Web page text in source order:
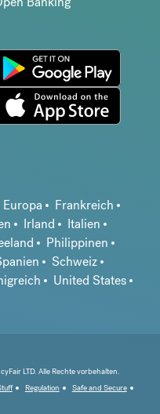
Europa
Frankreich
Irland
Italien
Philippinen
Schweiz
United States
LTD. Alle Rechte vorbehalten.
Regulation
Safe and Secure